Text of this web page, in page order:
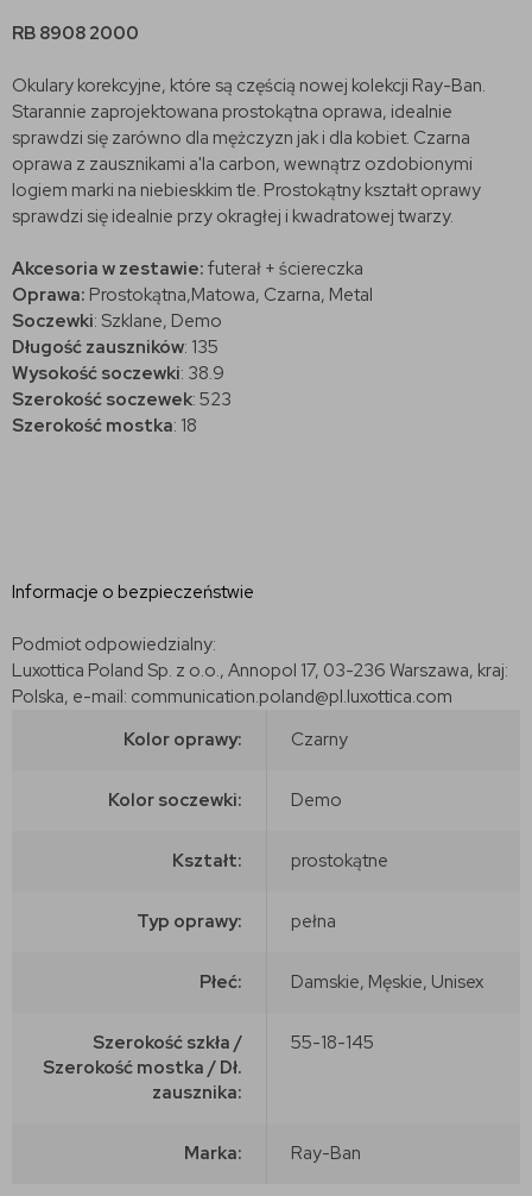
RB 8908 2000
Okulary korekcyjne, które są częścią nowej kolekcji Ray-Ban.
Starannie zaprojektowana prostokątna oprawa, idealnie
sprawdzi się zarówno dla mężczyzn jak i dla kobiet. Czarna
oprawa z zausznikami a'la carbon, wewnątrz ozdobionymi
logiem marki na niebieskkim tle. Prostokątny kształt oprawy
sprawdzi się idealnie przy okragłej i kwadratowej twarzy.
Akcesoria w zestawie: futerał + ściereczka
Oprawa: Prostokątna,Matowa, Czarna, Metal
Soczewki: Szklane, Demo
Długość zauszników: 135
Wysokość soczewki: 38.9
Szerokość soczewek: 523
Szerokość mostka: 18
Informacje o bezpieczeństwie
Podmiot odpowiedzialny:
Luxottica Poland Sp. z o.o., Annopol 17, 03-236 Warszawa, kraj:
Polska, e-mail: communication.poland@pl.luxottica.com
Kolor oprawy:
Czarny
Kolor soczewki: Demo
Kształt: prostokątne
Typ oprawy: pełna
Płeć: Damskie, Męskie, Unisex
Szerokość szkła /
Szerokość mostka / Dł.
zausznika:
55-18-145
Marka: Ray-Ban